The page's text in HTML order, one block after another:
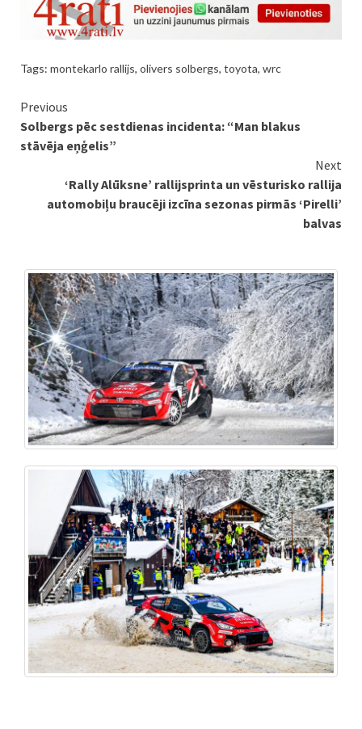
Tags: montekarlo rallijs, olivers solbergs, toyota, wrc
Continue
Reading
Previous
Solbergs pēc sestdienas incidenta: “Man blakus
stāvēja eņģelis”
Next
‘Rally Alūksne’ rallijsprinta un vēsturisko rallija
automobiļu braucēji izcīna sezonas pirmās ‘Pirelli’
balvas